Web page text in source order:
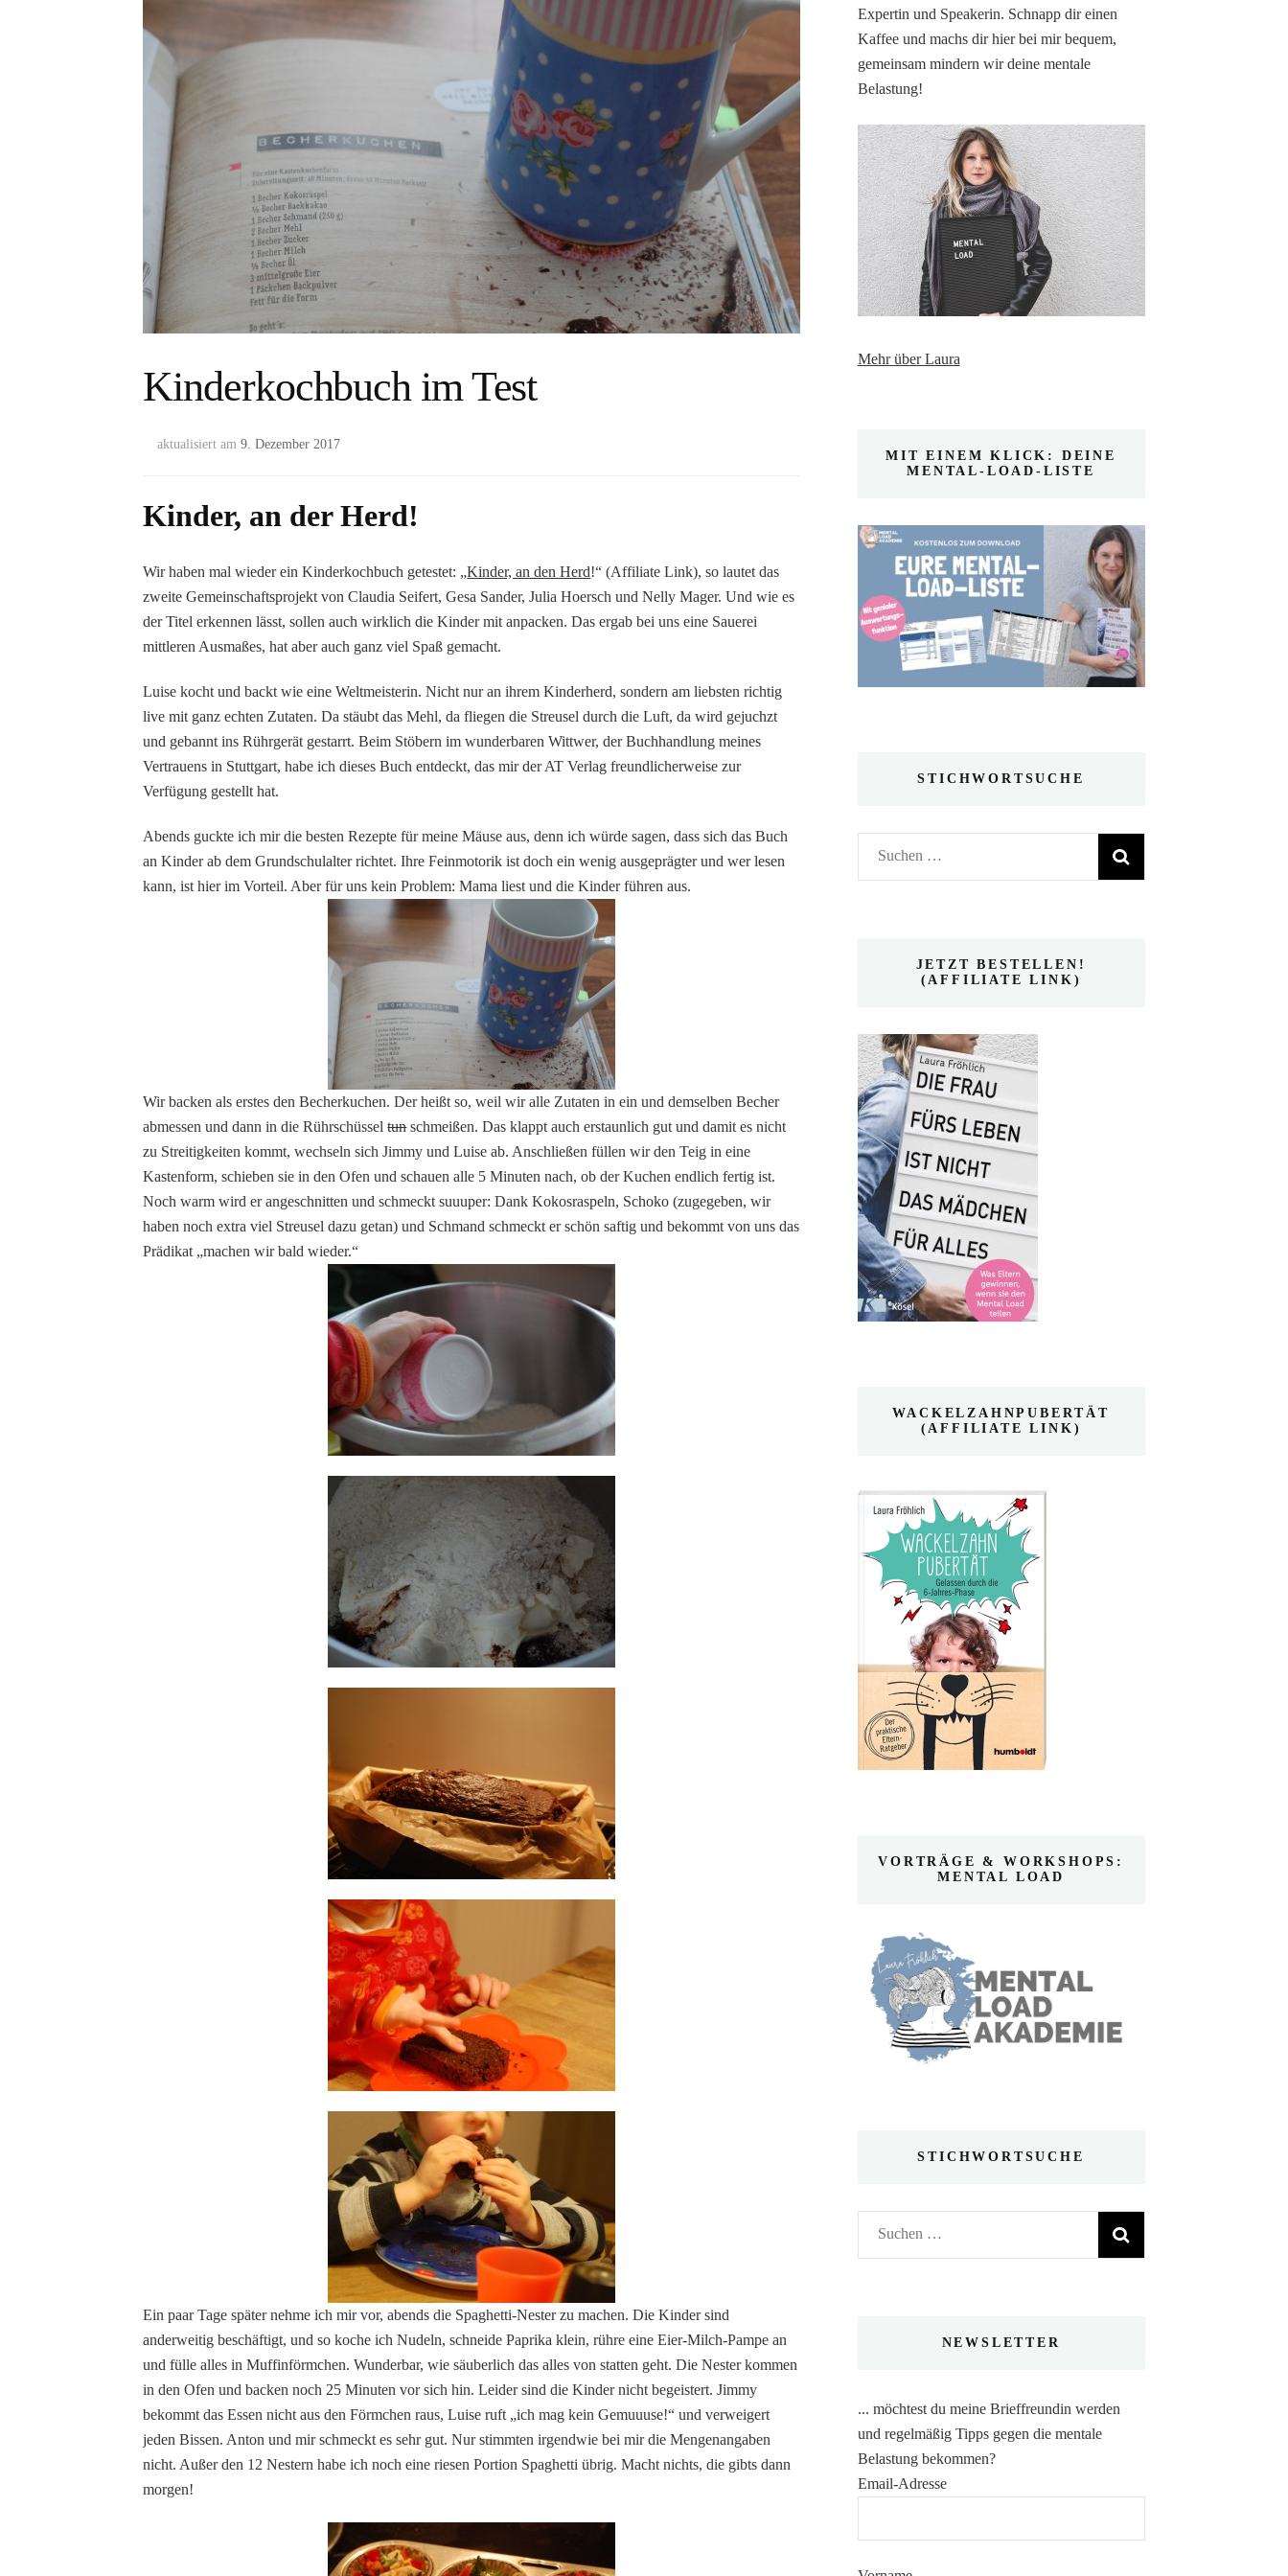
Kinderkochbuch im Test
aktualisiert am9. Dezember 2017
Kinder, an der Herd!
Wir haben mal wieder ein Kinderkochbuch getestet: „Kinder, an den Herd!“ (Affiliate Link), so lautet das
zweite Gemeinschaftsprojekt von Claudia Seifert, Gesa Sander, Julia Hoersch und Nelly Mager. Und wie es
der Titel erkennen lässt, sollen auch wirklich die Kinder mit anpacken. Das ergab bei uns eine Sauerei
mittleren Ausmaßes, hat aber auch ganz viel Spaß gemacht.
Luise kocht und backt wie eine Weltmeisterin. Nicht nur an ihrem Kinderherd, sondern am liebsten richtig
live mit ganz echten Zutaten. Da stäubt das Mehl, da fliegen die Streusel durch die Luft, da wird gejuchzt
und gebannt ins Rührgerät gestarrt. Beim Stöbern im wunderbaren Wittwer, der Buchhandlung meines
Vertrauens in Stuttgart, habe ich dieses Buch entdeckt, das mir der AT Verlag freundlicherweise zur
Verfügung gestellt hat.
Abends guckte ich mir die besten Rezepte für meine Mäuse aus, denn ich würde sagen, dass sich das Buch
an Kinder ab dem Grundschulalter richtet. Ihre Feinmotorik ist doch ein wenig ausgeprägter und wer lesen
kann, ist hier im Vorteil. Aber für uns kein Problem: Mama liest und die Kinder führen aus.
Wir backen als erstes den Becherkuchen. Der heißt so, weil wir alle Zutaten in ein und demselben Becher
abmessen und dann in die Rührschüsseltunschmeißen. Das klappt auch erstaunlich gut und damit es nicht
zu Streitigkeiten kommt, wechseln sich Jimmy und Luise ab. Anschließen füllen wir den Teig in eine
Kastenform, schieben sie in den Ofen und schauen alle 5 Minuten nach, ob der Kuchen endlich fertig ist.
Noch warm wird er angeschnitten und schmeckt suuuper: Dank Kokosraspeln, Schoko (zugegeben, wir
haben noch extra viel Streusel dazu getan) und Schmand schmeckt er schön saftig und bekommt von uns das
Prädikat „machen wir bald wieder.“
Ein paar Tage später nehme ich mir vor, abends die Spaghetti-Nester zu machen. Die Kinder sind
anderweitig beschäftigt, und so koche ich Nudeln, schneide Paprika klein, rühre eine Eier-Milch-Pampe an
und fülle alles in Muffinförmchen. Wunderbar, wie säuberlich das alles von statten geht. Die Nester kommen
in den Ofen und backen noch 25 Minuten vor sich hin. Leider sind die Kinder nicht begeistert. Jimmy
bekommt das Essen nicht aus den Förmchen raus, Luise ruft „ich mag kein Gemuuuse!“ und verweigert
jeden Bissen. Anton und mir schmeckt es sehr gut. Nur stimmten irgendwie bei mir die Mengenangaben
nicht. Außer den 12 Nestern habe ich noch eine riesen Portion Spaghetti übrig. Macht nichts, die gibts dann
morgen!
Expertin und Speakerin. Schnapp dir einen
Kaffee und machs dir hier bei mir bequem,
gemeinsam mindern wir deine mentale
Belastung!
Mehr über Laura
MIT EINEM KLICK: DEINE
MENTAL-LOAD-LISTE
STICHWORTSUCHE
Suchen
nach:
JETZT BESTELLEN!
(AFFILIATE LINK)
WACKELZAHNPUBERTÄT
(AFFILIATE LINK)
VORTRÄGE & WORKSHOPS:
MENTAL LOAD
STICHWORTSUCHE
Suchen
nach:
NEWSLETTER
... möchtest du meine Brieffreundin werden
und regelmäßig Tipps gegen die mentale
Belastung bekommen?
Email-Adresse